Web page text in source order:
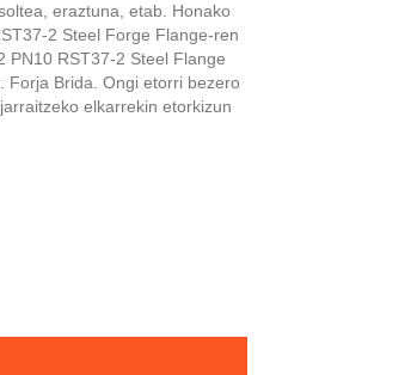
eraztuna, etab. Honako
2 Steel Forge Flange-ren
PN10 RST37-2 Steel Flange
Forja Brida. Ongi etorri bezero
elkarrekin etorkizun